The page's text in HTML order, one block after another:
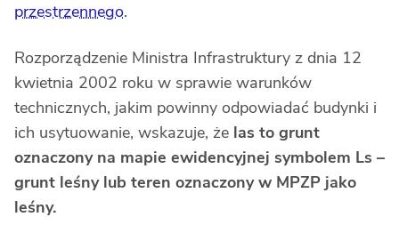
przestrzennego.
Rozporządzenie Ministra Infrastruktury z dnia 12
kwietnia 2002 roku w sprawie warunków
technicznych, jakim powinny odpowiadać budynki i
ich usytuowanie, wskazuje, że las to grunt
oznaczony na mapie ewidencyjnej symbolem Ls –
grunt leśny lub teren oznaczony w MPZP jako
leśny.